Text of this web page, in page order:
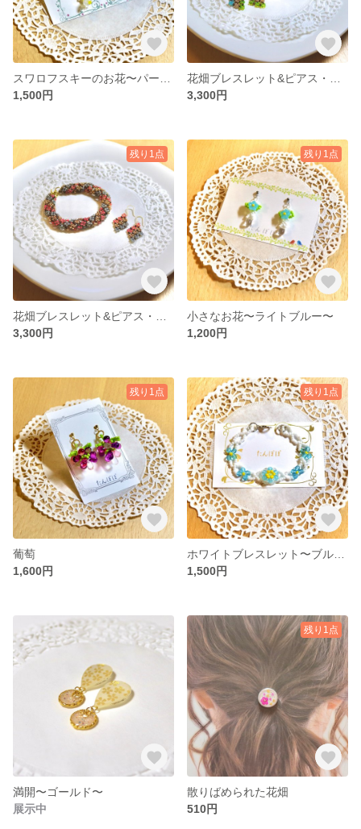
1,500円
3,300円
残り1点
3,300円
残り1点
小さなお花〜ライトブルー〜
1,200円
残り1点
葡萄
1,600円
残り1点
1,500円
満開〜ゴールド〜
展示中
残り1点
散りばめられた花畑
510円